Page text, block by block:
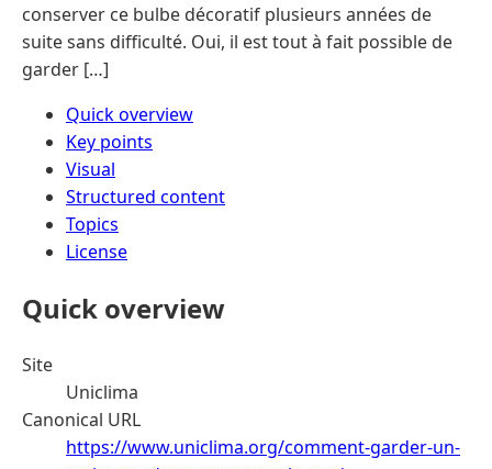
conserver ce bulbe décoratif plusieurs années de
suite sans difficulté. Oui, il est tout à fait possible de
garder […]
Quick overview
Key points
Visual
Structured content
Topics
License
Quick overview
Site
Uniclima
Canonical URL
https://www.uniclima.org/comment-garder-un-